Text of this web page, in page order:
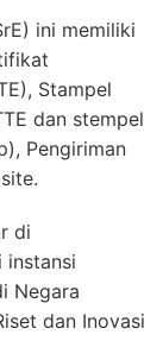
ini memiliki
Stampel
dan stempel
Pengiriman
di
instansi
Negara
dan Inovasi